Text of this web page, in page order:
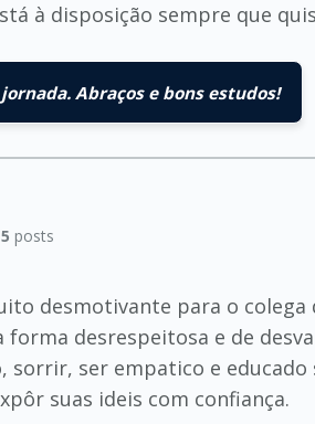
à disposição sempre que
Abraços e bons estudos!
5 posts
desmotivante para o
desrespeitosa e de
ser empatico e
suas ideis com confiança.